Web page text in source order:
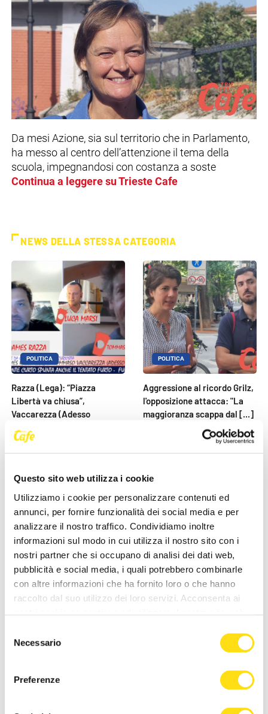
Questo sito web utilizza i cookie
Utilizziamo i cookie per personalizzare contenuti ed
annunci, per fornire funzionalità dei social media e per
analizzare il nostro traffico. Condividiamo inoltre
informazioni sul modo in cui utilizza il nostro sito con i
nostri partner che si occupano di analisi dei dati web,
pubblicità e social media, i quali potrebbero combinarle
con altre informazioni che ha fornito loro o che hanno
raccolto dal suo utilizzo dei loro servizi. Acconsenta ai
delNecessario
Preferenze
Da mesi Azione, sia sul territorio che in Parlamento,
ha messo al centro dell’attenzione il tema della
scuola, impegnandosi con costanza a soste
Continua a leggere su Trieste Cafe
NEWS DELLA STESSA CATEGORIA
POLITICA
Razza (Lega): “Piazza
Libertà va chiusa”,
Vaccarezza (Adesso
Trieste): [...]
27 Maggio 2026
POLITICA
Aggressione al ricordo Grilz,
l'opposizione attacca: "La
maggioranza scappa dal [...]
27 Maggio 2026
POLITICA
“La Minaccia di Allah” di
27 Maggio 2026
POLITICA
Bandiere rosse a Santa